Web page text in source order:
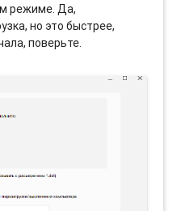
режиме. Да,
но это быстрее,
поверьте.